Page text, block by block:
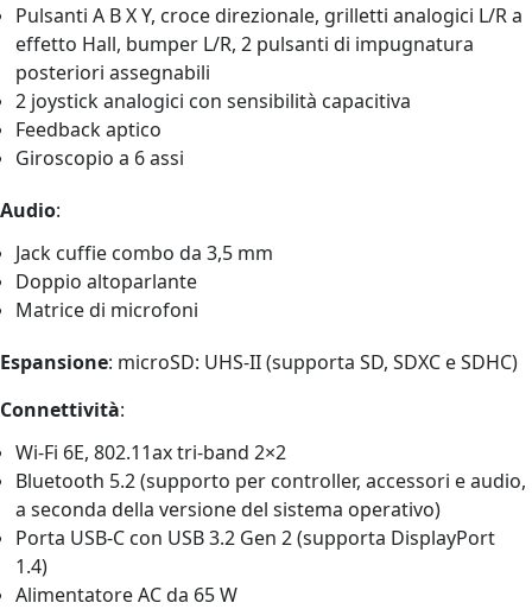
Pulsanti A B X Y, croce direzionale, grilletti analogici L/R a
effetto Hall, bumper L/R, 2 pulsanti di impugnatura
posteriori assegnabili
2 joystick analogici con sensibilità capacitiva
Feedback aptico
Giroscopio a 6 assi
Audio:
Jack cuffie combo da 3,5 mm
Doppio altoparlante
Matrice di microfoni
Espansione: microSD: UHS-II (supporta SD, SDXC e SDHC)
Connettività:
Wi-Fi 6E, 802.11ax tri-band 2×2
Bluetooth 5.2 (supporto per controller, accessori e audio,
a seconda della versione del sistema operativo)
Porta USB-C con USB 3.2 Gen 2 (supporta DisplayPort
1.4)
Alimentatore AC da 65 W